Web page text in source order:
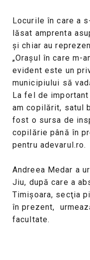
Locurile în care a
lăsat amprenta
şi chiar au
„Oraşul în care m-
evident este un
municipiului să
La fel de
am copilărit, satul
fost o sursa de
copilărie până în
pentru adevarul.ro.
Andreea Medar a
Jiu, după care a
Timişoara, secţia
în prezent,
facultate.